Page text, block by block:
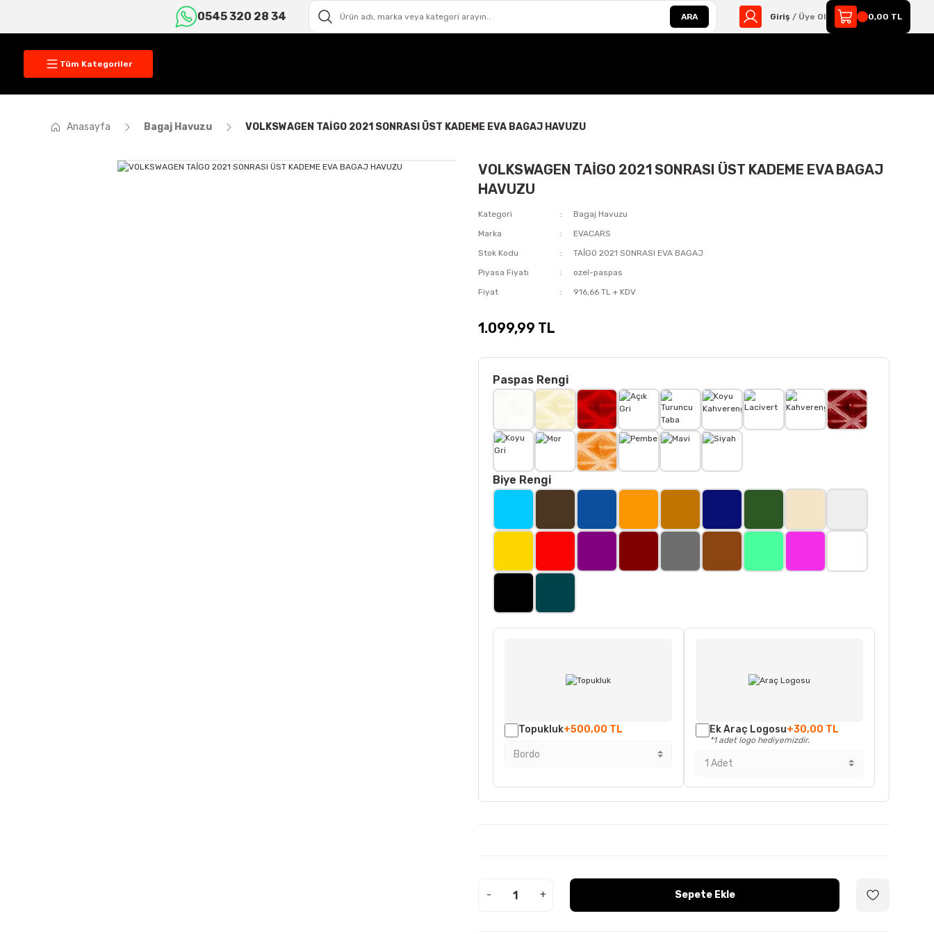
0545 320 28 34 ARA Giriş / Üye Ol 0,00 TL
Tüm Kategoriler
Anasayfa Bagaj Havuzu VOLKSWAGEN TAİGO 2021 SONRASI ÜST KADEME EVA BAGAJ HAVUZU
VOLKSWAGEN TAİGO 2021 SONRASI ÜST KADEME EVA BAGAJ
HAVUZU
Kategori
Bagaj Havuzu
Marka
EVACARS
Stok Kodu
TAİGO 2021 SONRASI EVA BAGAJ
Piyasa Fiyatı
ozel-paspas
Fiyat
916,66 TL + KDV
1.099,99 TL
Paspas Rengi
Biye Rengi
Topukluk+500,00 TL Ek Araç Logosu+30,00 TL
*1 adet logo hediyemizdir.
- + Sepete Ekle